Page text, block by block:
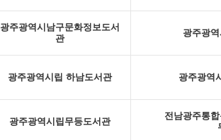
광주광역시남구문화정보도서
관
광주광
광주광역시립 하남도서관 광주광역
광주광역시립무등도서관
전남광주통